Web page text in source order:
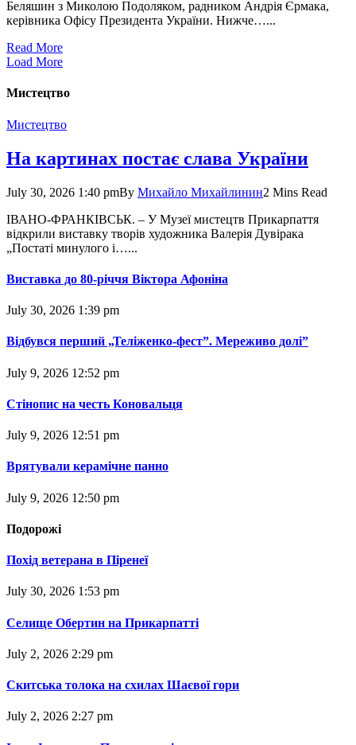
Беляшин з Миколою Подоляком, радником Андрія Єрмака,
керівника Офісу Президента України. Нижче…...
Read More
Load More
Мистецтво
Мистецтво
На картинах постає слава України
July 30, 2026 1:40 pmBy Михайло Михайлинин2 Mins Read
ІВАНО-ФРАНКІВСЬК. – У Музеї мистецтв Прикарпаття
відкрили виставку творів художника Валерія Дуві­рака
„Постаті минулого і…...
Виставка до 80-річчя Віктора Афоніна
July 30, 2026 1:39 pm
Відбувся перший „Теліженко-фест”. Мереживо долі”
July 9, 2026 12:52 pm
Стінопис на честь Коновальця
July 9, 2026 12:51 pm
Врятували керамічне панно
July 9, 2026 12:50 pm
Подорожі
Похід ветерана в Піренеї
July 30, 2026 1:53 pm
Селище Обертин на Прикарпатті
July 2, 2026 2:29 pm
Скитська толока на схилах Шаєвої гори
July 2, 2026 2:27 pm